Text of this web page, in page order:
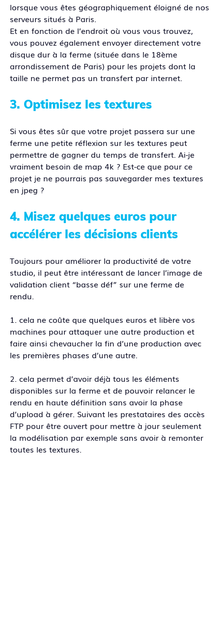
lorsque vous êtes géographiquement éloigné de nos
serveurs situés à Paris.
Et en fonction de l’endroit où vous vous trouvez,
vous pouvez également envoyer directement votre
disque dur à la ferme (située dans le 18ème
arrondissement de Paris) pour les projets dont la
taille ne permet pas un transfert par internet.
3. Optimisez les textures
Si vous êtes sûr que votre projet passera sur une
ferme une petite réflexion sur les textures peut
permettre de gagner du temps de transfert. Ai-je
vraiment besoin de map 4k ? Est-ce que pour ce
projet je ne pourrais pas sauvegarder mes textures
en jpeg ?
4. Misez quelques euros pour
accélérer les décisions clients
Toujours pour améliorer la productivité de votre
studio, il peut être intéressant de lancer l’image de
validation client “basse déf” sur une ferme de
rendu.
1. cela ne coûte que quelques euros et libère vos
machines pour attaquer une autre production et
faire ainsi chevaucher la fin d’une production avec
les premières phases d’une autre.
2. cela permet d’avoir déjà tous les éléments
disponibles sur la ferme et de pouvoir relancer le
rendu en haute définition sans avoir la phase
d’upload à gérer. Suivant les prestataires des accès
FTP pour être ouvert pour mettre à jour seulement
la modélisation par exemple sans avoir à remonter
toutes les textures.